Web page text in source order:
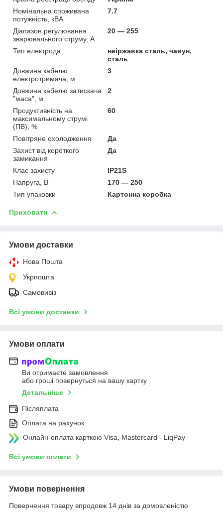
Номінальна споживана
потужність, кВА
7.7
Діапазон регулювання
зварювального струму, А
20 — 255
Тип електрода
неіржавка сталь, чавун,
сталь
Довжина кабелю
електротримача, м
3
Довжина кабелю затискача
"маса", м
2
Продуктивність на
максимальному струмі
(ПВ), %
60
Повітряне охолодження
Да
Захист від короткого
замикання
Да
Клас захисту
IP21S
Напруга, В
170 — 250
Тип упаковки
Картонна коробка
Приховати
Умови доставки
Нова Пошта
Укрпошта
Самовивіз
Всі умови доставки
Умови оплати
Ви отримаєте замовлення
або гроші повернуться на вашу картку
Детальніше
Післяплата
Оплата на рахунок
Онлайн-оплата карткою Visa, Mastercard - LiqPay
Всі умови оплати
Умови повернення
Повернення товару впродовж 14 днів за домовленістю